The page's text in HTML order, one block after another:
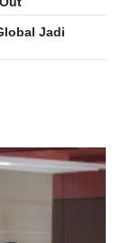
Jadi